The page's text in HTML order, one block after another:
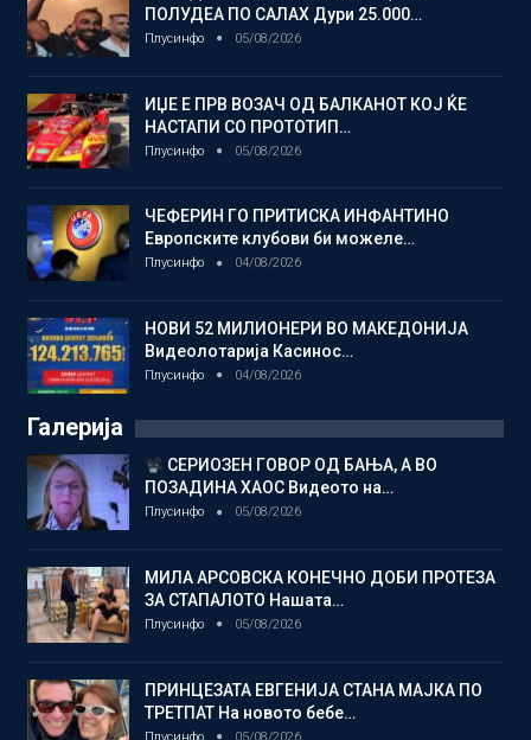
ПОЛУДЕА ПО САЛАХ Дури 25.000…
Плусинфо 05/08/2026
ИЏЕ Е ПРВ ВОЗАЧ ОД БАЛКАНОТ КОЈ ЌЕ
НАСТАПИ СО ПРОТОТИП…
Плусинфо 05/08/2026
ЧЕФЕРИН ГО ПРИТИСКА ИНФАНТИНО
Европските клубови би можеле…
Плусинфо 04/08/2026
НОВИ 52 МИЛИОНЕРИ ВО МАКЕДОНИЈА
Видеолотарија Касинос…
Плусинфо 04/08/2026
Галерија
СЕРИОЗЕН ГОВОР ОД БАЊА, А ВО
ПОЗАДИНА ХАОС Видеото на…
Плусинфо 05/08/2026
МИЛА АРСОВСКА КОНЕЧНО ДОБИ ПРОТЕЗА
ЗА СТАПАЛОТО Нашата…
Плусинфо 05/08/2026
ПРИНЦЕЗАТА ЕВГЕНИЈА СТАНА МАЈКА ПО
ТРЕТПАТ На новото бебе…
Плусинфо 05/08/2026